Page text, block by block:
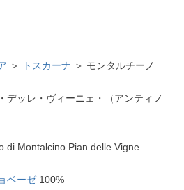
＞ トスカーナ ＞ モンタルチーノ
デッレ・ヴィーニェ・（アンティノ
di Montalcino Pian delle Vigne
ベーゼ100%